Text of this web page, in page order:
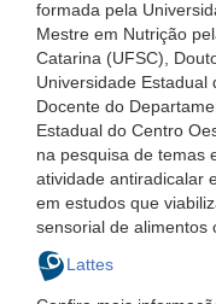
formada pela
Mestre em Nutrição
Catarina (UFSC),
Universidade Estadual
Docente do
Estadual do Centro
na pesquisa de temas
atividade antiradicalar
em estudos que
sensorial de alimentos
Lattes